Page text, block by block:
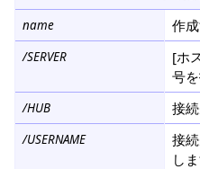
name
作
/SERVER
[ホ
号
/HUB 接
/USERNAME
接
し